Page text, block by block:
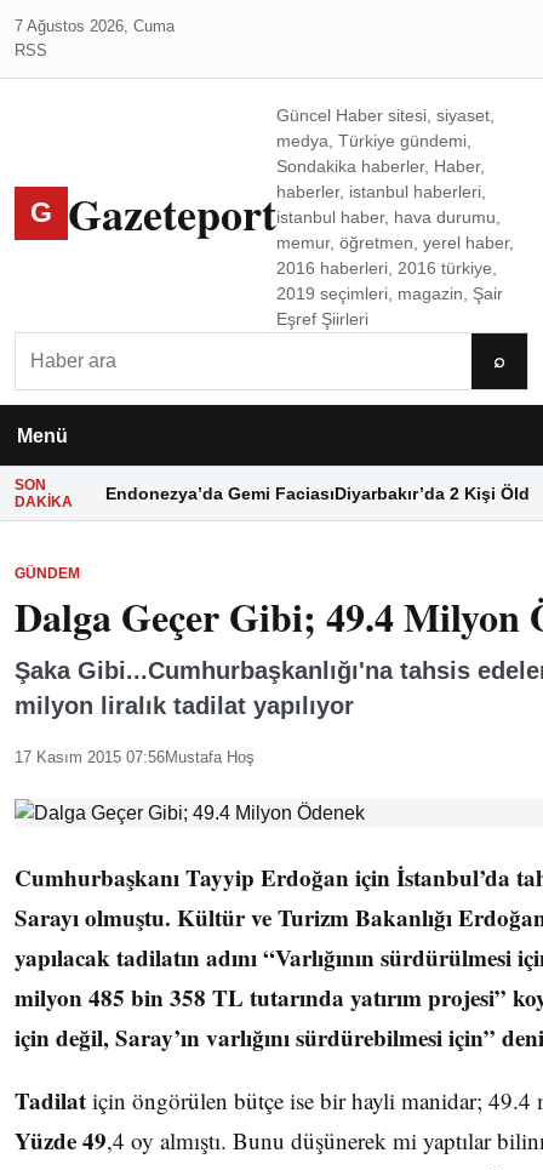
7 Ağustos 2026, Cuma
RSS
G Gazeteport
Güncel Haber sitesi, siyaset,
medya, Türkiye gündemi,
Sondakika haberler, Haber,
haberler, istanbul haberleri,
istanbul haber, hava durumu,
memur, öğretmen, yerel haber,
2016 haberleri, 2016 türkiye,
2019 seçimleri, magazin, Şair
Eşref Şiirleri
⌕
Menü
SON
DAKIKA
Endonezya’da Gemi FaciasıDiyarbakır’da 2 Kişi Öldü
GÜNDEM
Dalga Geçer Gibi; 49.4 Milyon
Şaka Gibi...Cumhurbaşkanlığı'na tahsis
milyon liralık tadilat yapılıyor
17 Kasım 2015 07:56Mustafa Hoş
Cumhurbaşkanı Tayyip Erdoğan için İstanbul’da
Sarayı olmuştu. Kültür ve Turizm Bakanlığı
yapılacak tadilatın adını “Varlığının sürdürülmesi
milyon 485 bin 358 TL tutarında yatırım projesi”
için değil, Saray’ın varlığını sürdürebilmesi için”
Tadilat için öngörülen bütçe ise bir hayli manidar;
Yüzde 49,4 oy almıştı. Bunu düşünerek mi yaptılar